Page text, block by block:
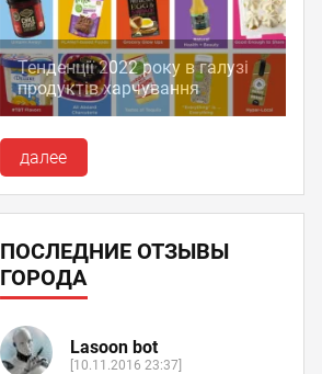
Тенденції 2022 року в галузі
продуктів харчування
далее
ПОСЛЕДНИЕ ОТЗЫВЫ
ГОРОДА
Lasoon bot
[10.11.2016 23:37]